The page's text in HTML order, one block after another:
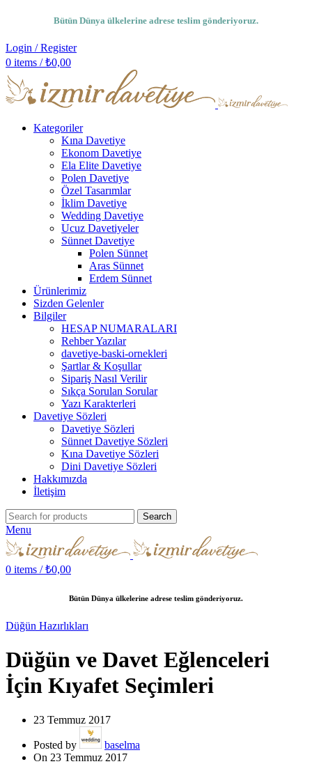
Bütün Dünya ülkelerine adrese teslim gönderiyoruz.
Login / Register
0 items / ₺0,00
Kategoriler
Kına Davetiye
Ekonom Davetiye
Ela Elite Davetiye
Polen Davetiye
Özel Tasarımlar
İklim Davetiye
Wedding Davetiye
Ucuz Davetiyeler
Sünnet Davetiye
Polen Sünnet
Aras Sünnet
Erdem Sünnet
Ürünlerimiz
Sizden Gelenler
Bilgiler
HESAP NUMARALARI
Rehber Yazılar
davetiye-baski-ornekleri
Şartlar & Koşullar
Sipariş Nasıl Verilir
Sıkça Sorulan Sorular
Yazı Karakterleri
Davetiye Sözleri
Davetiye Sözleri
Sünnet Davetiye Sözleri
Kına Davetiye Sözleri
Dini Davetiye Sözleri
Hakkımızda
İletişim
Search
Menu
0 items / ₺0,00
Bütün Dünya ülkelerine adrese teslim gönderiyoruz.
Düğün Hazırlıkları
Düğün ve Davet Eğlenceleri
İçin Kıyafet Seçimleri
23 Temmuz 2017
Posted by
baselma
On 23 Temmuz 2017